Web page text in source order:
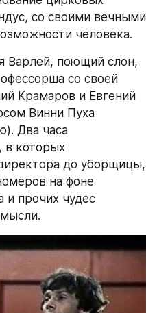
со своими вечными
человека.
Варлей, поющий слон,
со своей
Крамаров и Евгений
Винни Пуха
Два часа
в которых
до уборщицы,
на фоне
и прочих чудес